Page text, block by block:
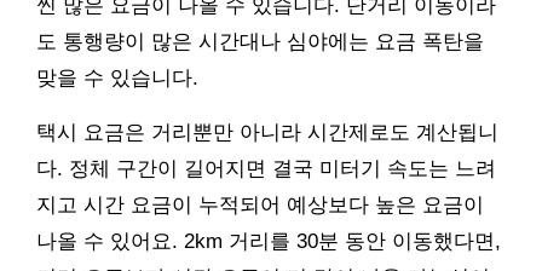
씬 많은 요금이 나올 수 있습니다. 단거리 이동이라
도 통행량이 많은 시간대나 심야에는 요금 폭탄을
맞을 수 있습니다.
택시 요금은 거리뿐만 아니라 시간제로도 계산됩니
다. 정체 구간이 길어지면 결국 미터기 속도는 느려
지고 시간 요금이 누적되어 예상보다 높은 요금이
나올 수 있어요. 2km 거리를 30분 동안 이동했다면,